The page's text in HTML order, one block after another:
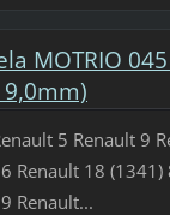
MOTRIO
5 Renault 9
Renault 18
Renault...